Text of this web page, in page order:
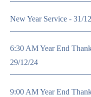
New Year Service - 31/
6:30 AM Year End
29/12/24
9:00 AM Year End